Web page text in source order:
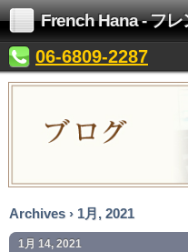
French Hana - フレ
06-6809-2287
Archives › 1月, 2021
1月 14, 2021